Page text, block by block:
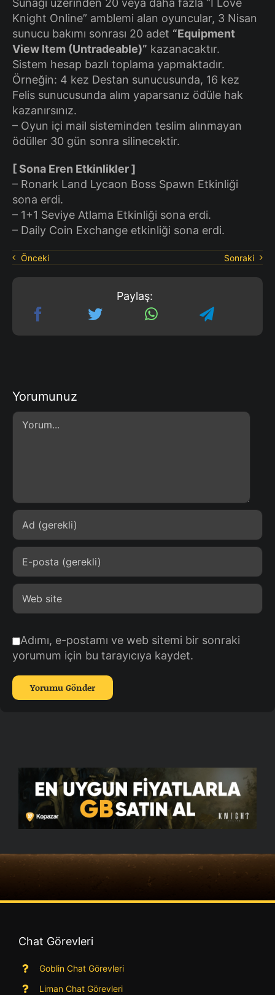
Sunağı üzerinden 20 veya daha fazla “I Love
Knight Online” amblemi alan oyuncular, 3 Nisan
sunucu bakımı sonrası 20 adet “Equipment
View Item (Untradeable)” kazanacaktır.
Sistem hesap bazlı toplama yapmaktadır.
Örneğin: 4 kez Destan sunucusunda, 16 kez
Felis sunucusunda alım yaparsanız ödüle hak
kazanırsınız.
– Oyun içi mail sisteminden teslim alınmayan
ödüller 30 gün sonra silinecektir.
[ Sona Eren Etkinlikler ]
– Ronark Land Lycaon Boss Spawn Etkinliği
sona erdi.
– 1+1 Seviye Atlama Etkinliği sona erdi.
– Daily Coin Exchange etkinliği sona erdi.
Önceki Sonraki
Paylaş:
Yorumunuz
Comment
Adımı, e-postamı ve web sitemi bir sonraki
yorumum için bu tarayıcıya kaydet.
Chat Görevleri
Goblin Chat Görevleri
Liman Chat Görevleri